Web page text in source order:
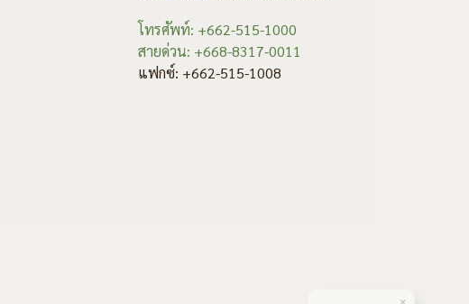
โทรศัพท์: +662-515-1000
สายด่วน: +668-8317-0011
แฟกซ์: +662-515-1008